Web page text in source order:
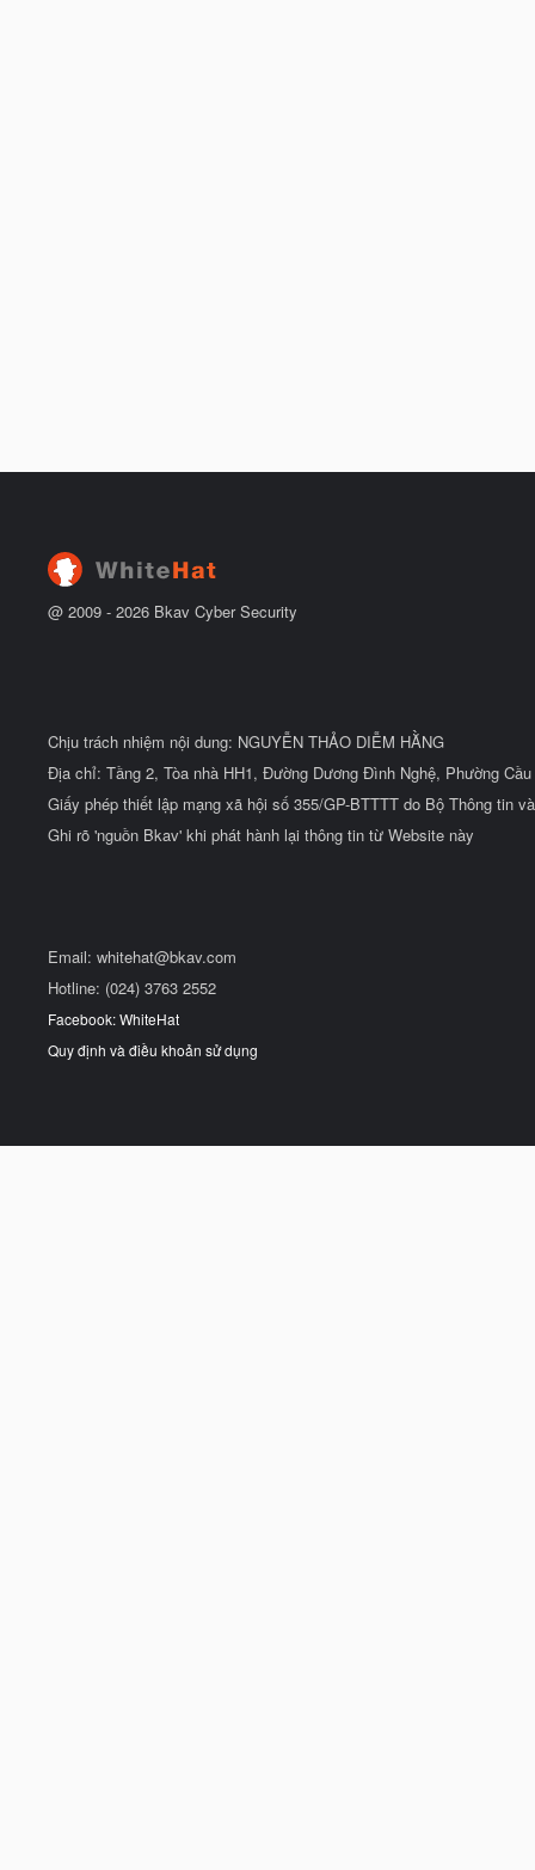
@ 2009 - 2026 Bkav Cyber Security
Chịu trách nhiệm nội dung: NGUYỄN THẢO DIỄM HẰNG
Địa chỉ: Tầng 2, Tòa nhà HH1, Đường Dương Đình Nghệ, Phường
Giấy phép thiết lập mạng xã hội số 355/GP-BTTTT do Bộ Thông tin
Ghi rõ 'nguồn Bkav' khi phát hành lại thông tin từ Website này
Email: whitehat@bkav.com
Hotline: (024) 3763 2552
Facebook: WhiteHat
Quy định và điều khoản sử dụng